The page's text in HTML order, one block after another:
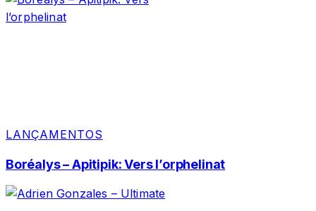
LANÇAMENTOS
Boréalys – Apitipik: Vers l’orphelinat